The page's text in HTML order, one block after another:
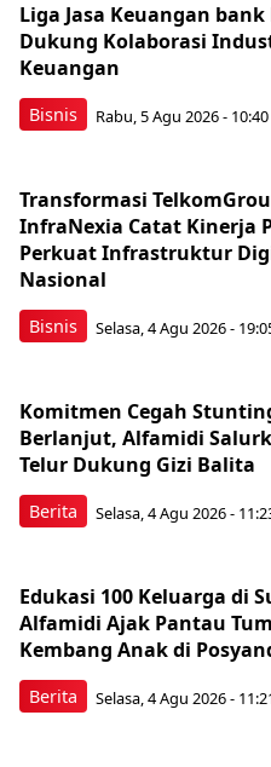
Bisnis
Liga Jasa Keuangan bank
Dukung Kolaborasi
Keuangan
Rabu, 5 Agu 2026 - 10:40
Bisnis
Transformasi
InfraNexia Catat Kinerja
Perkuat Infrastruktur
Nasional
Selasa, 4 Agu 2026 -
Berita
Komitmen Cegah
Berlanjut, Alfamidi
Telur Dukung Gizi Balita
Selasa, 4 Agu 2026 -
Berita
Edukasi 100 Keluarga di
Alfamidi Ajak Pantau
Kembang Anak di
Selasa, 4 Agu 2026 -